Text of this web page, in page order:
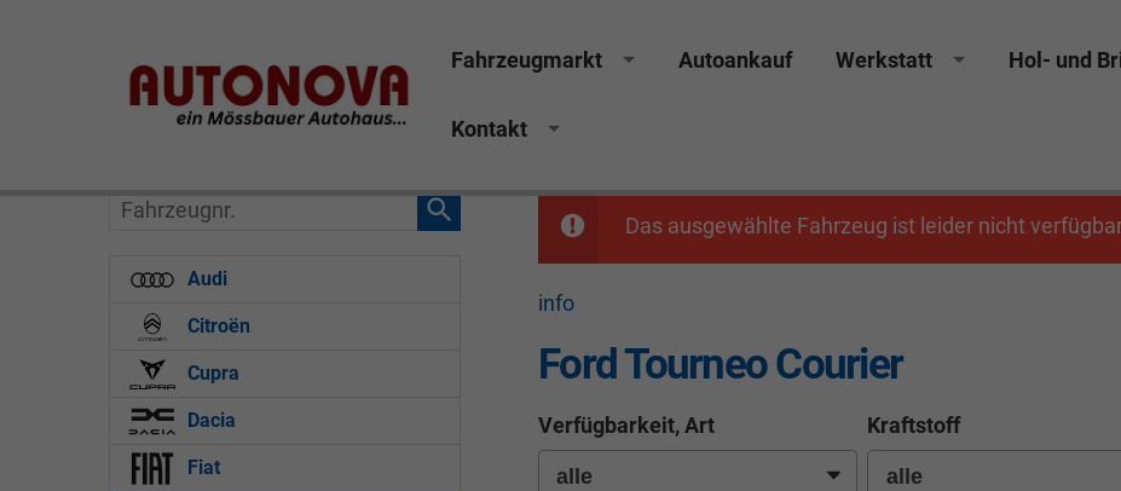
Fahrzeugmarkt Autoankauf Werkstatt Hol- und
Kontakt
Das ausgewählte Fahrzeug ist leider nicht
info
Ford Tourneo Courier
Verfügbarkeit, Art Kraftstoff
Fahrzeugnr.
Audi
Citroën
Cupra
Dacia
Fiat